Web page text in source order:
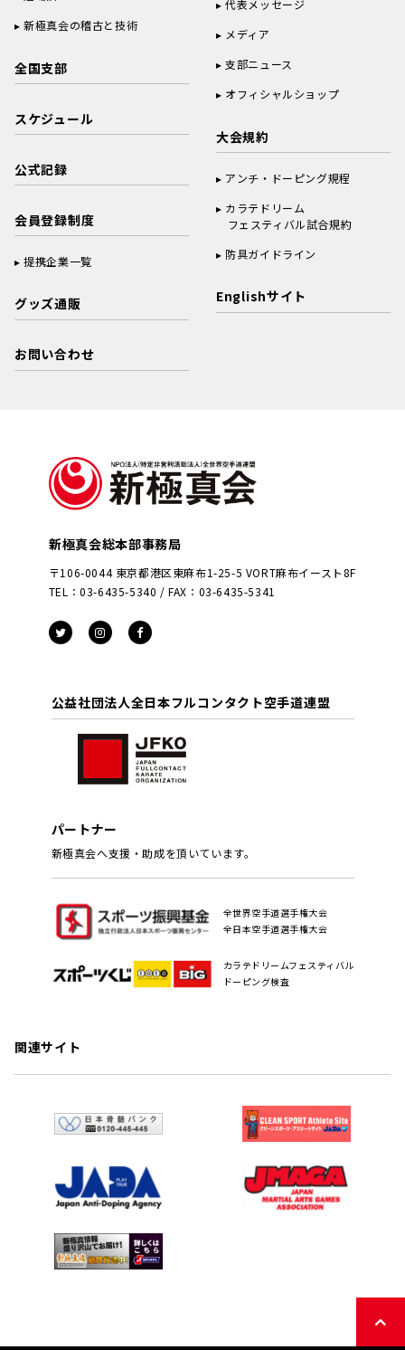
新極真会の稽古と技術
全国支部
スケジュール
公式記録
会員登録制度
提携企業一覧
グッズ通販
お問い合わせ
代表メッセージ
メディア
支部ニュース
オフィシャルショップ
大会規約
アンチ・ドーピング規程
カラテドリーム
フェスティバル試合規約
防具ガイドライン
Englishサイト
新極真会総本部事務局
〒106-0044 東京都港区東麻布1-25-5 VORT麻布イースト8F
TEL：03-6435-5340 / FAX：03-6435-5341
公益社団法人全日本フルコンタクト空手道連盟
パートナー
新極真会へ支援・助成を頂いています。
全世界空手道選手権大会
全日本空手道選手権大会
カラテドリームフェスティバル
ドーピング検査
関連サイト